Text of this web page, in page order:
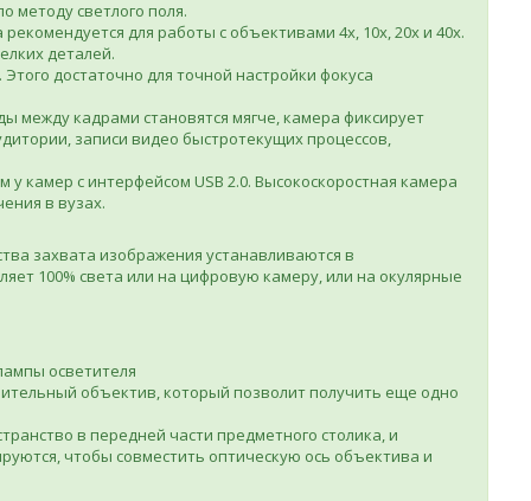
методу светлого поля.
для работы с объективами 4х, 10х, 20х и 40х.
деталей.
достаточно для точной настройки фокуса
между кадрами становятся мягче, камера фиксирует
записи видео быстротекущих процессов,
камер с интерфейсом USB 2.0. Высокоскоростная камера
в вузах.
захвата изображения устанавливаются в
100% света или на цифровую камеру, или на окулярные
осветителя
объектив, который позволит получить еще одно
в передней части предметного столика, и
чтобы совместить оптическую ось объектива и